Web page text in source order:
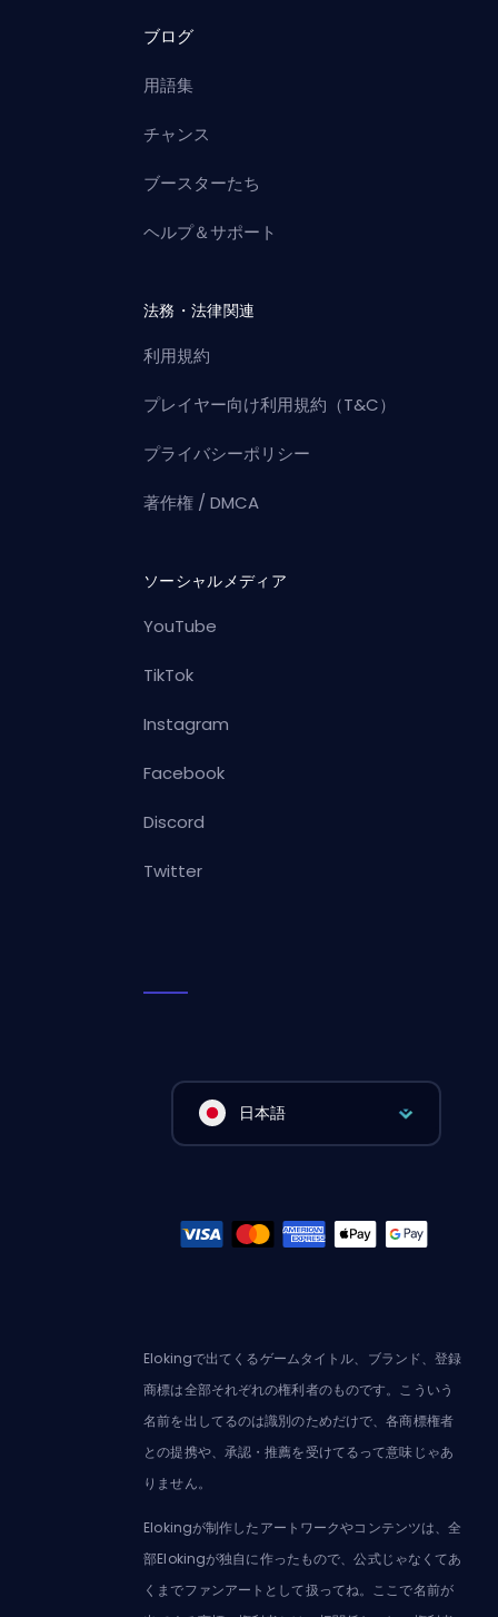
ブログ
用語集
チャンス
ブースターたち
ヘルプ＆サポート
法務・法律関連
利用規約
プレイヤー向け利用規約（T&C）
プライバシーポリシー
著作権 / DMCA
ソーシャルメディア
YouTube
TikTok
Instagram
Facebook
Discord
Twitter
日本語
Elokingで出てくるゲームタイトル、ブランド、登録
商標は全部それぞれの権利者のものです。こういう
名前を出してるのは識別のためだけで、各商標権者
との提携や、承認・推薦を受けてるって意味じゃあ
りません。
Elokingが制作したアートワークやコンテンツは、全
部Elokingが独自に作ったもので、公式じゃなくてあ
くまでファンアートとして扱ってね。ここで名前が